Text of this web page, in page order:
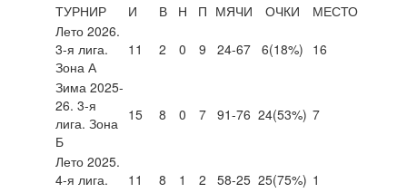
ТУРНИР
И В Н П МЯЧИ ОЧКИ
МЕСТО
Лето 2026.
3-я лига.
Зона А
11 2 0 9 24-67 6(18%) 16
Зима 2025-
26. 3-я
лига. Зона
Б
15 8 0 7 91-76 24(53%) 7
Лето 2025.
4-я лига.
11 8 1 2 58-25 25(75%) 1